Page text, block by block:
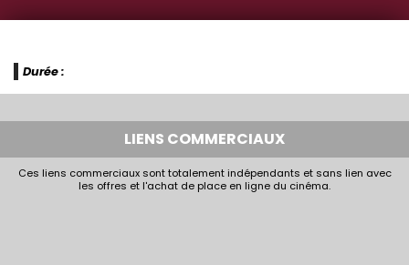
Durée :
LIENS COMMERCIAUX
Ces liens commerciaux sont totalement indépendants et sans lien avec
les offres et l'achat de place en ligne du cinéma.